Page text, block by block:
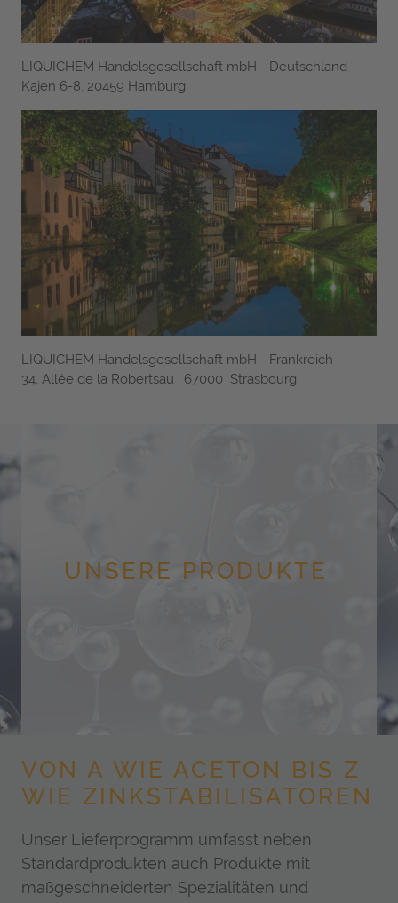
LIQUICHEM Handelsgesellschaft mbH - Deutschland
Kajen 6-8, 20459 Hamburg
LIQUICHEM Handelsgesellschaft mbH - Frankreich
34, Allée de la Robertsau , 67000 Strasbourg
UNSERE PRODUKTE
VON A WIE ACETON BIS Z
WIE ZINK­STABILISATOREN
Unser Lieferprogramm umfasst neben
Standardprodukten auch Produkte mit
maßgeschneiderten Spezialitäten und